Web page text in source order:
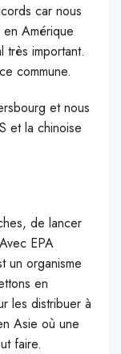
car nous
Amérique
très important.
commune.
et nous
et la chinoise
de lancer
EPA
un organisme
en
les distribuer à
Asie où une
faire.